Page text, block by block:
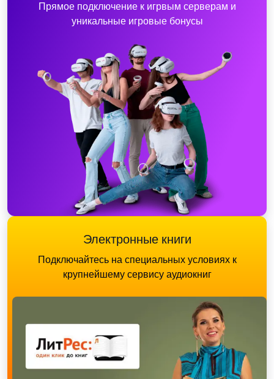
Прямое подключение к игрвым серверам и
уникальные игровые бонусы
Электронные книги
Подключайтесь на специальных условиях к
крупнейшему сервису аудиокниг